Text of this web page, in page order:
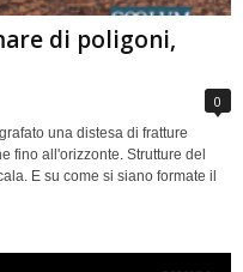
di poligoni,
0
una distesa di fratture
fino all'orizzonte. Strutture del
E su come si siano formate il